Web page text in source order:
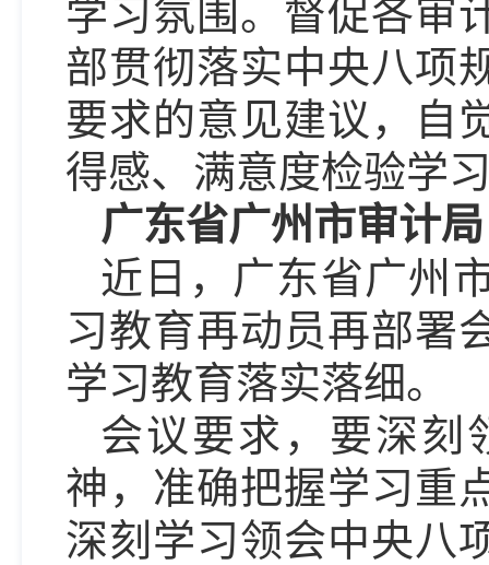
学习氛围。督促各审
部贯彻落实中央八项
要求的意见建议，自
得感、满意度检验学
广东省广州市审计局
近日，广东省广州
习教育再动员再部署
学习教育落实落细。
会议要求，要深刻
神，准确把握学习重
深刻学习领会中央八